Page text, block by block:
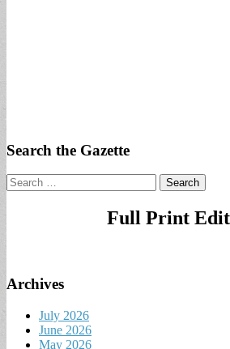
Search the Gazette
Search
for:
Full Print
Archives
July 2026
June 2026
May 2026